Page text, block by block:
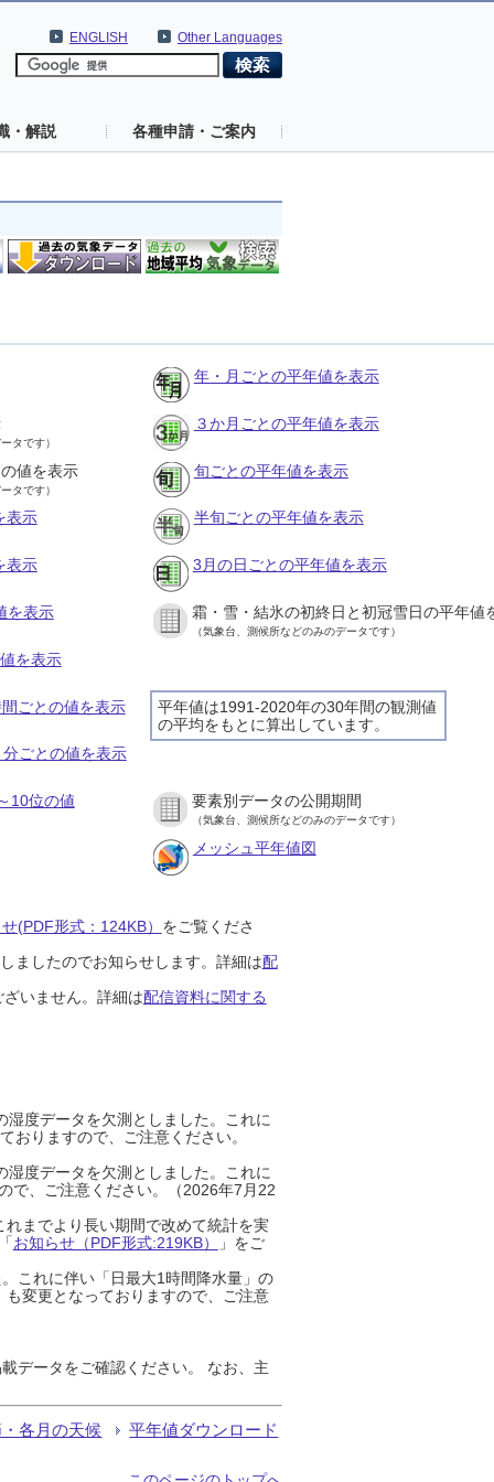
Other Languages
ENGLISH
・解説 各種申請・ご案内
年・月ごとの平年値を表示
タです）
３か月ごとの平年値を表示
値を表示
タです）
旬ごとの平年値を表示
表示 半旬ごとの平年値を表示
表示 3月の日ごとの平年値を表示
を表示 霜・雪・結氷の初終日と初冠雪日の平年値
（気象台、測候所などのみのデータです）
を表示
平年値は1991-2020年の30年間の観測値
の平均をもとに算出しています。
ごとの値を表示
ごとの値を表示
10位の値 要素別データの公開期間
（気象台、測候所などのみのデータです）
メッシュ平年値図
(PDF形式：124KB） をご覧くださ
ましたのでお知らせします。詳細は配
いません。詳細は配信資料に関する
度データを欠測としました。これに
りますので、ご注意ください。
度データを欠測としました。これに
で、ご注意ください。（2026年7月22
までより長い期間で改めて統計を実
お知らせ（PDF形式:219KB）
」をご
これに伴い「日最大1時間降水量」の
変更となっておりますので、ご注意
データをご確認ください。 なお、主
各月の天候 平年値ダウンロード